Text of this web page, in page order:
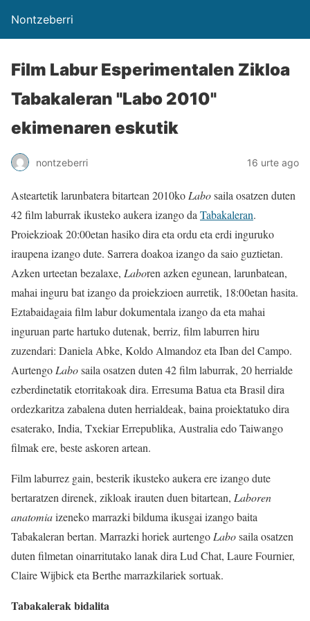
Nontzeberri
Film Labur Esperimentalen Zikloa
Tabakaleran "Labo 2010"
ekimenaren eskutik
nontzeberri 16 urte ago
Asteartetik larunbatera bitartean 2010ko Labosaila osatzen duten
42 film laburrak ikusteko aukera izango da Tabakaleran.
Proiekzioak 20:00etan hasiko dira eta ordu eta erdi inguruko
iraupena izango dute. Sarrera doakoa izango da saio guztietan.
Azken urteetan bezalaxe, Laboren azken egunean, larunbatean,
mahai inguru bat izango da proiekzioen aurretik, 18:00etan hasita.
Eztabaidagaia film labur dokumentala izango da eta mahai
inguruan parte hartuko dutenak, berriz, film laburren hiru
zuzendari: Daniela Abke, Koldo Almandoz eta Iban del Campo.
Aurtengo Labosaila osatzen duten 42 film laburrak, 20 herrialde
ezberdinetatik etorritakoak dira. Erresuma Batua eta Brasil dira
ordezkaritza zabalena duten herrialdeak, baina proiektatuko dira
esaterako, India, Txekiar Errepublika, Australia edo Taiwango
filmak ere, beste askoren artean.
Film laburrez gain, besterik ikusteko aukera ere izango dute
bertaratzen direnek, zikloak irauten duen bitartean, Laboren
anatomiaizeneko marrazki bilduma ikusgai izango baita
Tabakaleran bertan. Marrazki horiek aurtengo Labosaila osatzen
duten filmetan oinarritutako lanak dira Lud Chat, Laure Fournier,
Claire Wijbick eta Berthe marrazkilariek sortuak.
Tabakalerak bidalita